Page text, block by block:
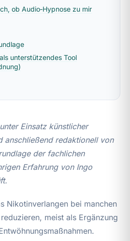
ob Audio‑Hypnose zu mir
unterstützendes Tool
Einsatz künstlicher
anschließend redaktionell von
der fachlichen
Erfahrung von Ingo
Nikotinverlangen bei manchen
meist als Ergänzung